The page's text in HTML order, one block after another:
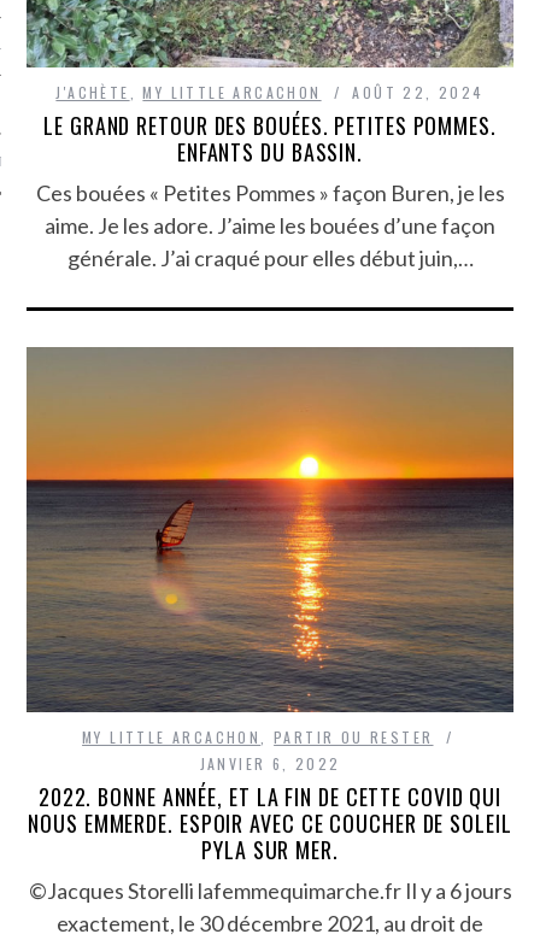
ARCACHON
J'ACHÈTE ,MY LITTLE ARCACHON AOÛT 22, 2024
LE GRAND RETOUR DES BOUÉES. PETITES POMMES.
ENFANTS DU BASSIN.
Ces bouées « Petites Pommes » façon Buren, je les
aime. Je les adore. J’aime les bouées d’une façon
générale. J’ai craqué pour elles début juin,…
MY LITTLE ARCACHON ,PARTIR OU RESTER
JANVIER 6, 2022
2022. BONNE ANNÉE, ET LA FIN DE CETTE COVID QUI
NOUS EMMERDE. ESPOIR AVEC CE COUCHER DE SOLEIL
PYLA SUR MER.
©Jacques Storelli lafemmequimarche.fr Il y a 6 jours
exactement, le 30 décembre 2021, au droit de